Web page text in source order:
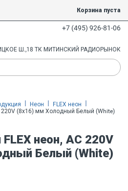
Корзина пуста
+7 (495) 926-81-06
Ш.,18 ТК МИТИНСКИЙ РАДИОРЫНОК
Неон
FLEX неон
220V (8х16) мм Холодный Белый (White)
неон, AC 220V
Белый (White)